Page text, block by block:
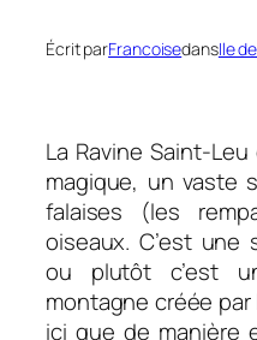
Écrit parFrancoisedansIle
La Ravine Saint-
magique, un vaste
falaises (les
oiseaux. C’est
ou plutôt c’est
montagne créée par
ici que de manière